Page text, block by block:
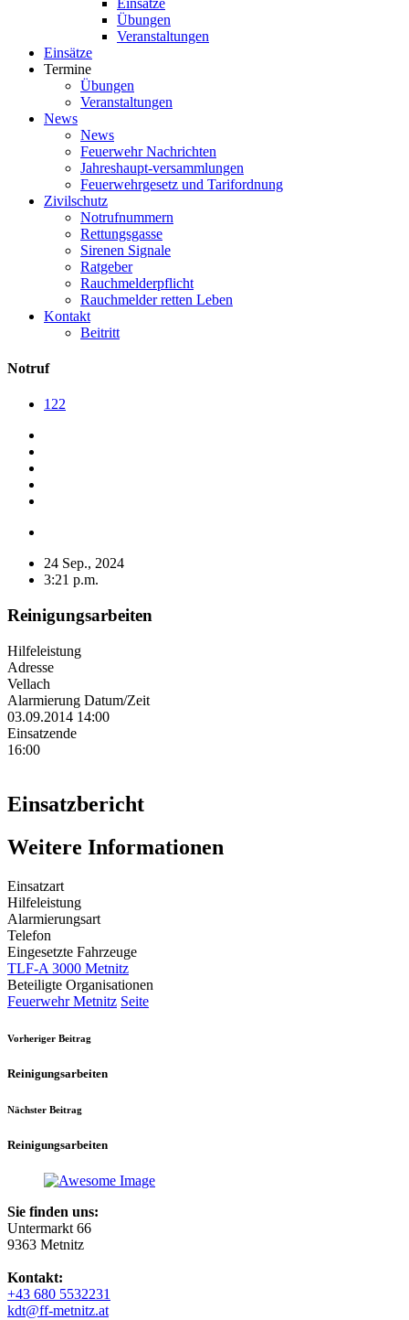
Übungen
Veranstaltungen
Einsätze
Termine
Übungen
Veranstaltungen
News
News
Feuerwehr Nachrichten
Jahreshaupt-versammlungen
Feuerwehrgesetz und Tarifordnung
Zivilschutz
Notrufnummern
Rettungsgasse
Sirenen Signale
Ratgeber
Rauchmelderpflicht
Rauchmelder retten Leben
Kontakt
Beitritt
Notruf
122
24 Sep., 2024
3:21 p.m.
Reinigungsarbeiten
Hilfeleistung
Adresse
Vellach
Alarmierung Datum/Zeit
03.09.2014 14:00
Einsatzende
16:00
Einsatzbericht
Weitere Informationen
Einsatzart
Hilfeleistung
Alarmierungsart
Telefon
Eingesetzte Fahrzeuge
TLF-A 3000 Metnitz
Beteiligte Organisationen
Feuerwehr Metnitz Seite
Vorheriger Beitrag
Reinigungsarbeiten
Nächster Beitrag
Reinigungsarbeiten
Sie finden uns:
Untermarkt 66
9363 Metnitz
Kontakt:
+43 680 5532231
kdt@ff-metnitz.at